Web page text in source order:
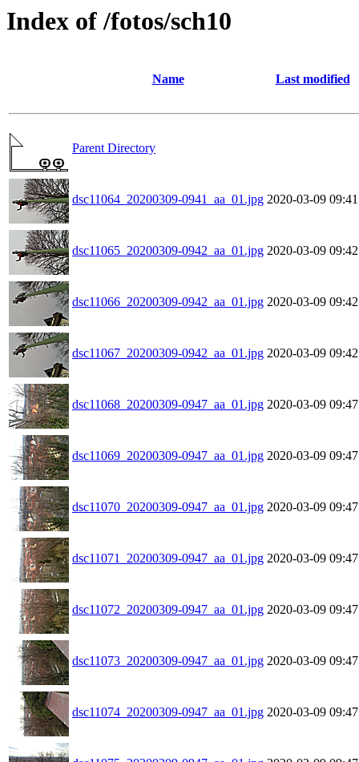
Index of /fotos/sch10
Name Last modified
Parent Directory
dsc11064_20200309-0941_aa_01.jpg 2020-03-09 09:41
dsc11065_20200309-0942_aa_01.jpg 2020-03-09 09:42
dsc11066_20200309-0942_aa_01.jpg 2020-03-09 09:42
dsc11067_20200309-0942_aa_01.jpg 2020-03-09 09:42
dsc11068_20200309-0947_aa_01.jpg 2020-03-09 09:47
dsc11069_20200309-0947_aa_01.jpg 2020-03-09 09:47
dsc11070_20200309-0947_aa_01.jpg 2020-03-09 09:47
dsc11071_20200309-0947_aa_01.jpg 2020-03-09 09:47
dsc11072_20200309-0947_aa_01.jpg 2020-03-09 09:47
dsc11073_20200309-0947_aa_01.jpg 2020-03-09 09:47
dsc11074_20200309-0947_aa_01.jpg 2020-03-09 09:47